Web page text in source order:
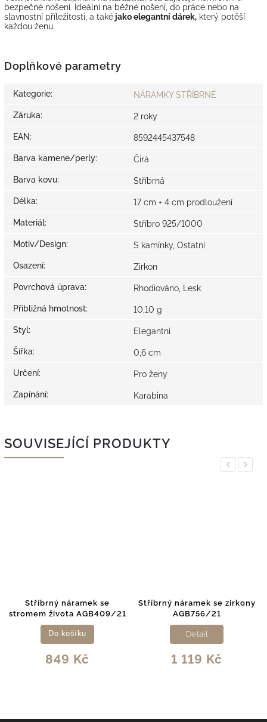
bezpečné nošení. Ideální na běžné nošení, do práce nebo na
slavnostní příležitosti, a také jako elegantní dárek, který potěší
každou ženu.
Doplňkové parametry
Kategorie: NÁRAMKY STŘÍBRNÉ
Záruka: 2 roky
EAN: 8592445437548
Barva kamene/perly: Čirá
Barva kovu: Stříbrná
Délka: 17 cm + 4 cm prodloužení
Materiál: Stříbro 925/1000
Motiv/Design: S kamínky, Ostatní
Osazení: Zirkon
Povrchová úprava: Rhodiováno, Lesk
Přibližná hmotnost: 10,10 g
Styl: Elegantní
Šířka: 0,6 cm
Určení: Pro ženy
Zapínání: Karabina
SOUVISEJÍCÍ PRODUKTY
Previous
Stříbrný náramek se
stromem života AGB409/21
849 Kč
Do košíku
Stříbrný náramek se zirkony
AGB756/21
1 119 Kč
Detail
Next